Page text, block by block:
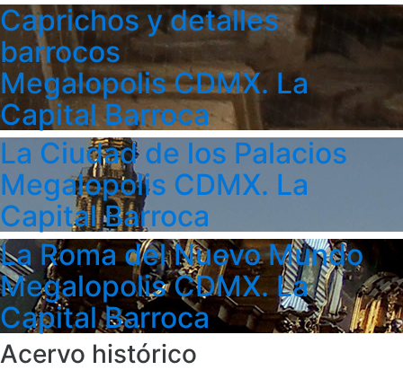
Caprichos y detalles
barrocos
Megalopolis CDMX. La
Capital Barroca
La Ciudad de los Palacios
Megalopolis CDMX. La
Capital Barroca
La Roma del Nuevo Mundo
Megalopolis CDMX. La
Capital Barroca
Acervo histórico